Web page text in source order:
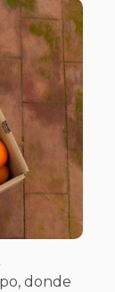
donde